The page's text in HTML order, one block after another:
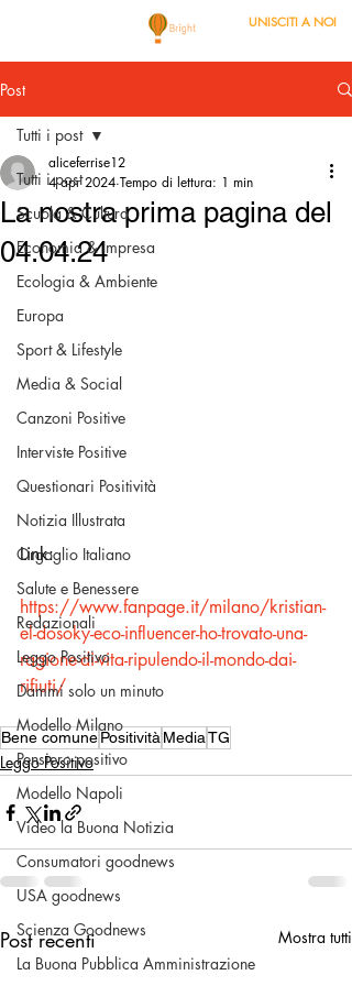
UNISCITI A NOI
Post
Tutti i post
Scuola & Cultura
Economia & Impresa
Ecologia & Ambiente
Europa
Sport & Lifestyle
Media & Social
Canzoni Positive
Interviste Positive
Questionari Positività
Notizia Illustrata
Orgoglio Italiano
Salute e Benessere
Redazionali
Leggo Positivo
Dammi solo un minuto
Modello Milano
Pensiero positivo
Modello Napoli
Video la Buona Notizia
Consumatori goodnews
USA goodnews
Scienza Goodnews
La Buona Pubblica Amministrazione
Tutti i post
La nostra prima pagina del
04.04.24
aliceferrise12
4 apr 2024 Tempo di lettura: 1 min
Link:
https://www.fanpage.it/milano/kristian-
el-dosoky-eco-influencer-ho-trovato-una-
ragione-di-vita-ripulendo-il-mondo-dai-
rifiuti/
Bene comunePositivitàMediaTG
Leggo Positivo
Post recenti Mostra tutti